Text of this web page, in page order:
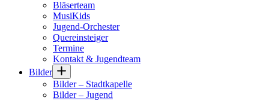
Bläserteam
MusiKids
Jugend-Orchester
Quereinsteiger
Termine
Kontakt & Jugendteam
Bilder
Bilder – Stadtkapelle
Bilder – Jugend